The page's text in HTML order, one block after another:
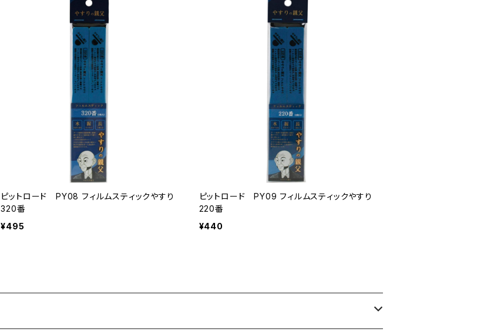
ピットロード PY08 フィルムスティックやすり
320番
¥495
ピットロード PY09 フィルムスティックやすり
220番
¥440